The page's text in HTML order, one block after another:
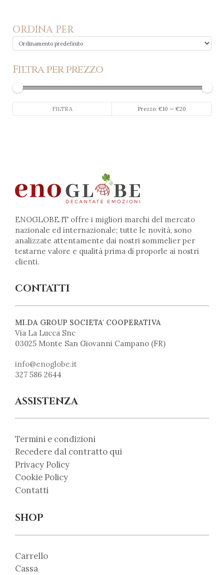
ORDINA PER
Filtra per prezzo
Min
Max
FILTRA Prezzo: €10 — €20
ENOGLOBE.IT offre i migliori marchi del mercato
nazionale ed internazionale; tutte le novità, sono
analizzate attentamente dai nostri sommelier per
testarne valore e qualità prima di proporle ai nostri
clienti.
CONTATTI
MI.DA GROUP SOCIETA' COOPERATIVA
Via La Lucca Snc
03025 Monte San Giovanni Campano (FR)
info@enoglobe.it
327 586 2644
ASSISTENZA
Termini e condizioni
Recedere dal contratto qui
Privacy Policy
Cookie Policy
Contatti
SHOP
Carrello
Cassa